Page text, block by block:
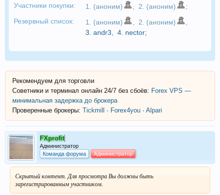
Участники покупки: 1. (аноним) 2. (аноним)
;
Резервный список:
1. (аноним) 2. (аноним)
3. andr3 4. nector;
Рекомендуем для торговли
Советники и терминал онлайн 24/7 без сбоёв: Forex VPS —
минимальная задержка до брокера
Проверенные брокеры: Tickmill · Forex4you · Alpari
FXprofit
Администратор
Команда форума
Администратор
Скрытый контент. Для просмотра Вы должны быть
зарегистрированным участником.